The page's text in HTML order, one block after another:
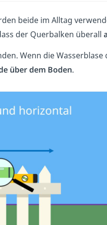
beide im Alltag
der Querbalken überall
Wenn die Wasserblase
über dem Boden.